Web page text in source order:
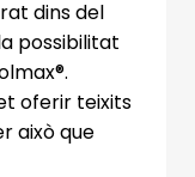
dins del
possibilitat
oferir teixits
això que